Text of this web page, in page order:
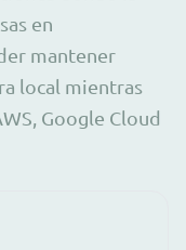
en
mantener
local mientras
Google Cloud